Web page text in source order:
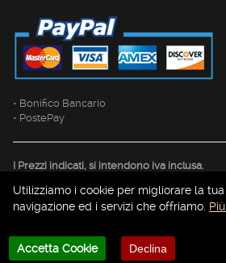
• Bonifico Bancario
• PostePay
I Prezzi indicati, si intendono iva inclusa.
Utilizziamo i cookie per migliorare la
navigazione ed i servizi che offriamo.
Accetta Cookie Declina